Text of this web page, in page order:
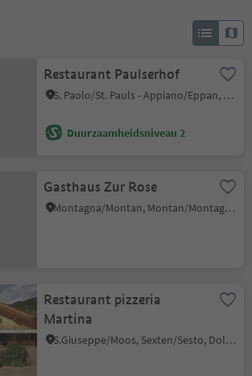
Restaurant Paulserhof
S. Paolo/St. Pauls - Appiano/Eppan, Eppan an der Weinstaße/Appiano sulla Strada del Vino, Alto Adige Wine Road
Duurzaamheidsniveau 2
Gasthaus Zur Rose
Montagna/Montan, Montan/Montagna, Alto Adige Wine Road
Restaurant pizzeria
Martina
S.Giuseppe/Moos, Sexten/Sesto, Dolomites Region 3 Zinnen